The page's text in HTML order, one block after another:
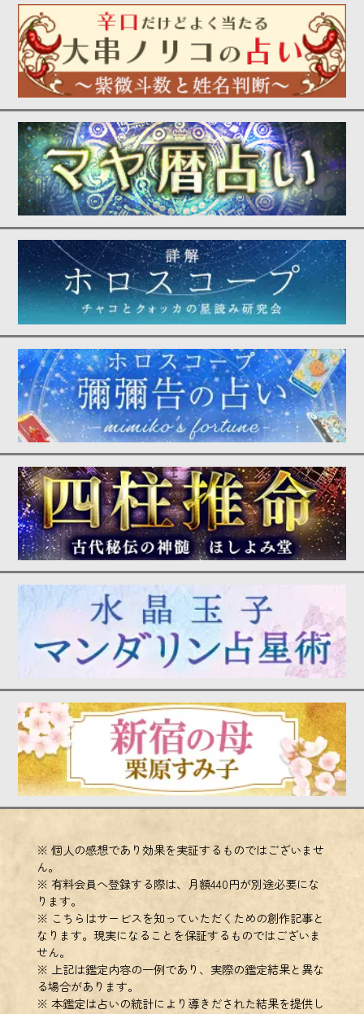
※ 個人の感想であり効果を実証するものではございませ
ん。
※ 有料会員へ登録する際は、月額440円が別途必要にな
ります。
※ こちらはサービスを知っていただくための創作記事と
なります。現実になることを保証するものではございま
せん。
※ 上記は鑑定内容の一例であり、実際の鑑定結果と異な
る場合があります。
※ 本鑑定は占いの統計により導きだされた結果を提供し